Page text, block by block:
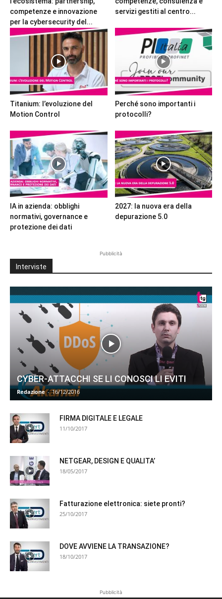
competenze e innovazione
per la cybersecurity del...
servizi gestiti al centro...
Titanium: l’evoluzione del
Motion Control
Perché sono importanti i
protocolli?
IA in azienda: obblighi
normativi, governance e
protezione dei dati
2027: la nuova era della
depurazione 5.0
Pubblicità
Interviste
CYBER-ATTACCHI SE LI CONOSCI LI EVITI
Redazione - 16/12/2016
FIRMA DIGITALE E LEGALE
11/10/2017
NETGEAR, DESIGN E QUALITA’
18/05/2017
Fatturazione elettronica: siete pronti?
25/10/2017
DOVE AVVIENE LA TRANSAZIONE?
18/10/2017
Pubblicità